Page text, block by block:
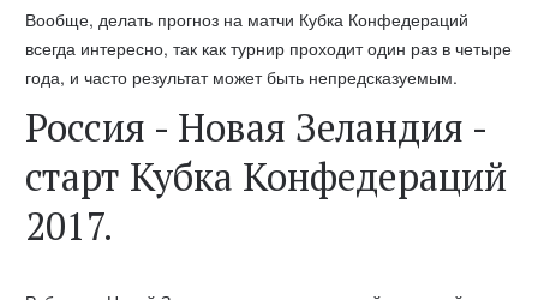
Вообще, делать прогноз на матчи Кубка Конфедераций
всегда интересно, так как турнир проходит один раз в четыре
года, и часто результат может быть непредсказуемым.
Россия - Новая Зеландия -
старт Кубка Конфедераций
2017.